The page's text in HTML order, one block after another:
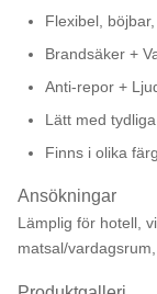
Flexibel,
Brandsäker +
Anti-repor +
Lätt med
Finns i olika
Ansökningar
Lämplig för hotell,
matsal/